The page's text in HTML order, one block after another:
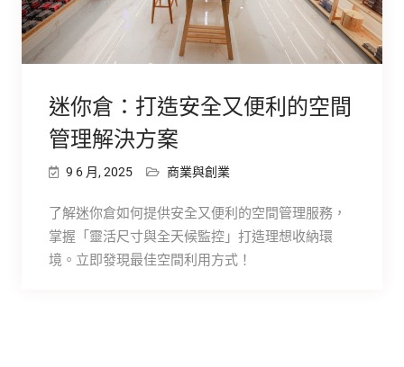
迷你倉：打造安全又便利的空間
管理解決方案
9 6 月, 2025 商業與創業
了解迷你倉如何提供安全又便利的空間管理服務，
掌握「靈活尺寸與全天候監控」打造理想收納環
境。立即發現最佳空間利用方式！